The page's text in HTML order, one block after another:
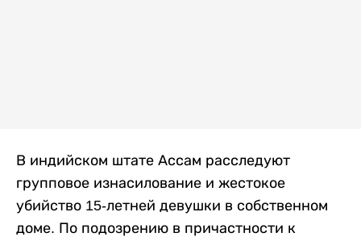
В индийском штате Ассам расследуют
групповое изнасилование и жестокое
убийство 15-летней девушки в собственном
доме. По подозрению в причастности к